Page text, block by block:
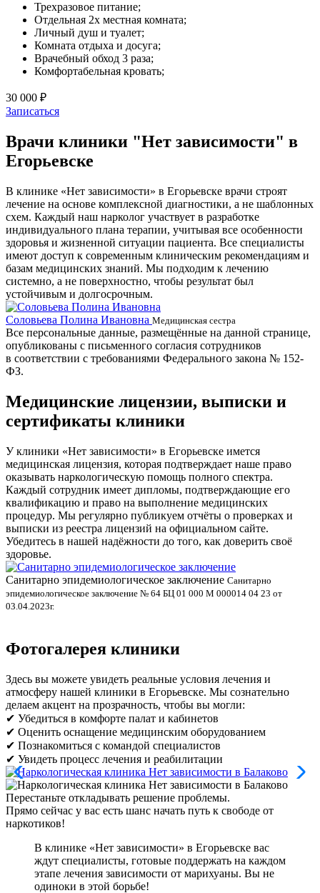
Трехразовое питание;
Отдельная 2х местная комната;
Личный душ и туалет;
Комната отдыха и досуга;
Врачебный обход 3 раза;
Комфортабельная кровать;
30 000 ₽
Записаться
Врачи клиники "Нет зависимости" в
Егорьевске
В клинике «Нет зависимости» в Егорьевске врачи строят
лечение на основе комплексной диагностики, а не шаблонных
схем. Каждый наш нарколог участвует в разработке
индивидуального плана терапии, учитывая все особенности
здоровья и жизненной ситуации пациента. Все специалисты
имеют доступ к современным клиническим рекомендациям и
базам медицинских знаний. Мы подходим к лечению
системно, а не поверхностно, чтобы результат был
устойчивым и долгосрочным.
Соловьева Полина Ивановна Медицинская сестра
Все персональные данные, размещённые на данной странице,
опубликованы с письменного согласия сотрудников
в соответствии с требованиями Федерального закона № 152-
ФЗ.
Медицинские лицензии, выписки и
сертификаты клиники
У клиники «Нет зависимости» в Егорьевске имется
медицинская лицензия, которая подтверждает наше право
оказывать наркологическую помощь полного спектра.
Каждый сотрудник имеет дипломы, подтверждающие его
квалификацию и право на выполнение медицинских
процедур. Мы регулярно публикуем отчёты о проверках и
выписки из реестра лицензий на официальном сайте.
Убедитесь в нашей надёжности до того, как доверить своё
здоровье.
Санитарно эпидемиологическое заключение Санитарно
эпидемиологическое заключение № 64 БЦ 01 000 М 000014 04 23 от
03.04.2023г.
Фотогалерея клиники
Здесь вы можете увидеть реальные условия лечения и
атмосферу нашей клиники в Егорьевске. Мы сознательно
делаем акцент на прозрачность, чтобы вы могли:
✔ Убедиться в комфорте палат и кабинетов
✔ Оценить оснащение медицинским оборудованием
✔ Познакомиться с командой специалистов
✔ Увидеть процесс лечения и реабилитации
Перестаньте откладывать решение проблемы.
Прямо сейчас у вас есть шанс начать путь к свободе от
наркотиков!
В клинике «Нет зависимости» в Егорьевске вас
ждут специалисты, готовые поддержать на каждом
этапе лечения зависимости от марихуаны. Вы не
одиноки в этой борьбе!